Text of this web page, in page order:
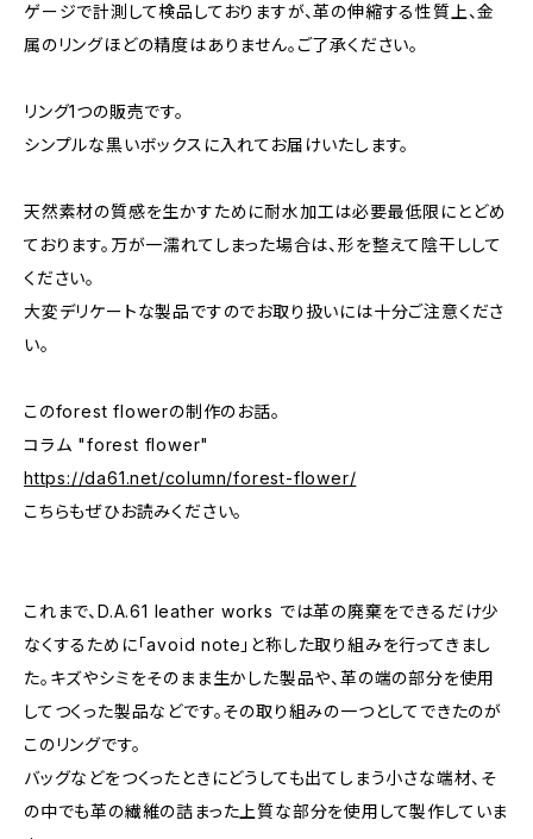
ゲージで計測して検品しておりますが、革の伸縮する性質上、金
属のリングほどの精度はありません。ご了承ください。
リング1つの販売です。
シンプルな黒いボックスに入れてお届けいたします。
天然素材の質感を生かすために耐水加工は必要最低限にとどめ
ております。万が一濡れてしまった場合は、形を整えて陰干しして
ください。
大変デリケートな製品ですのでお取り扱いには十分ご注意くださ
い。
このforest flowerの制作のお話。
コラム "forest flower"
https://da61.net/column/forest-flower/
こちらもぜひお読みください。
これまで、D.A.61 leather works では革の廃棄をできるだけ少
なくするために「avoid note」と称した取り組みを行ってきまし
た。キズやシミをそのまま生かした製品や、革の端の部分を使用
してつくった製品などです。その取り組みの一つとしてできたのが
このリングです。
バッグなどをつくったときにどうしても出てしまう小さな端材、そ
の中でも革の繊維の詰まった上質な部分を使用して製作していま